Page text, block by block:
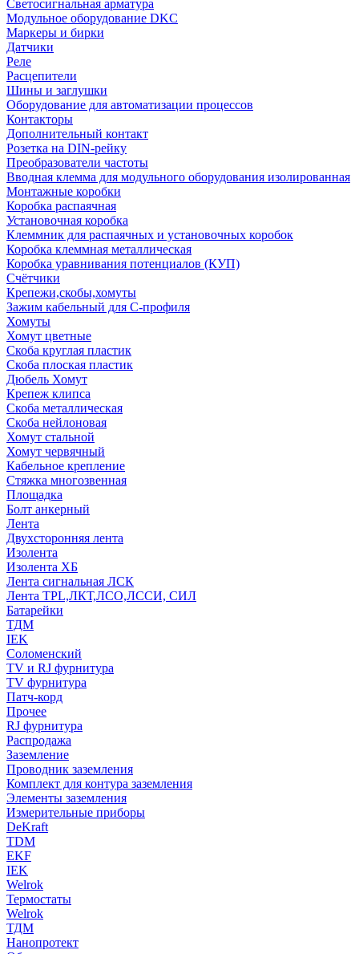
Светосигнальная арматура
Модульное оборудование DKC
Маркеры и бирки
Датчики
Реле
Расцепители
Шины и заглушки
Оборудование для автоматизации процессов
Контакторы
Дополнительный контакт
Розетка на DIN-рейку
Преобразователи частоты
Вводная клемма для модульного оборудования изолированная
Монтажные коробки
Коробка распаячная
Установочная коробка
Клеммник для распаячных и установочных коробок
Коробка клеммная металлическая
Коробка уравнивания потенциалов (КУП)
Счётчики
Крепежи,скобы,хомуты
Зажим кабельный для С-профиля
Хомуты
Хомут цветные
Скоба круглая пластик
Скоба плоская пластик
Дюбель Хомут
Крепеж клипса
Скоба металлическая
Скоба нейлоновая
Хомут стальной
Хомут червячный
Кабельное крепление
Стяжка многозвенная
Площадка
Болт анкерный
Лента
Двухсторонняя лента
Изолента
Изолента ХБ
Лента сигнальная ЛСК
Лента TPL,ЛКТ,ЛСО,ЛССИ, СИЛ
Батарейки
ТДМ
IEK
Соломенский
TV и RJ фурнитура
TV фурнитура
Патч-корд
Прочее
RJ фурнитура
Распродажа
Заземление
Проводник заземления
Комплект для контура заземления
Элементы заземления
Измерительные приборы
DeKraft
TDM
EKF
IEK
Welrok
Термостаты
Welrok
ТДМ
Нанопротект